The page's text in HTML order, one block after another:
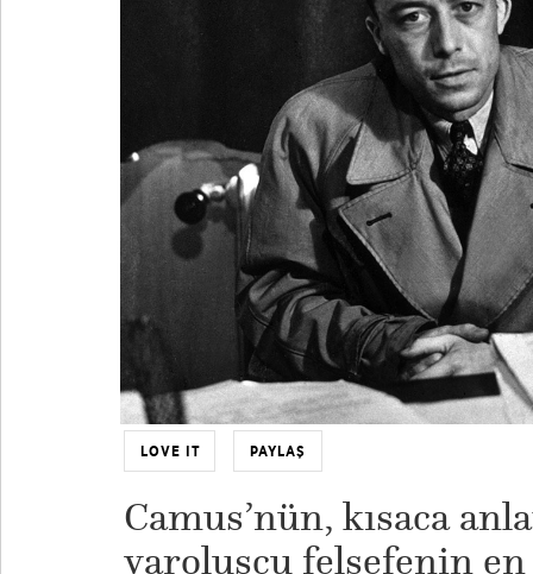
LOVE IT PAYLAŞ
Camus’nün, kısaca
varoluşçu felsefenin